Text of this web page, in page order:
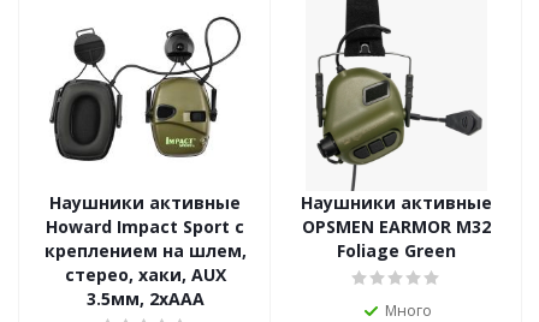
Наушники активные
Howard Impact Sport с
креплением на шлем,
стерео, хаки, AUX
3.5мм, 2xAAA
Наушники активные
OPSMEN EARMOR M32
Foliage Green
Много